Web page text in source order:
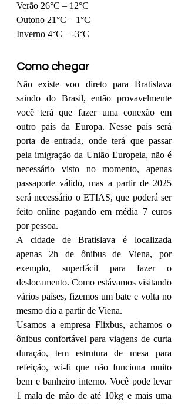
Verão 26°C – 12°C
Outono 21°C – 1°C
Inverno 4°C – -3°C
Como chegar
Não existe voo direto para Bratislava
saindo do Brasil, então provavelmente
você terá que fazer uma conexão em
outro país da Europa. Nesse país será
porta de entrada, onde terá que passar
pela imigração da União Europeia, não é
necessário visto no momento, apenas
passaporte válido, mas a partir de 2025
será necessário o ETIAS, que poderá ser
feito online pagando em média 7 euros
por pessoa.
A cidade de Bratislava é localizada
apenas 2h de ônibus de Viena, por
exemplo, superfácil para fazer o
deslocamento. Como estávamos visitando
vários países, fizemos um bate e volta no
mesmo dia a partir de Viena.
Usamos a empresa Flixbus, achamos o
ônibus confortável para viagens de curta
duração, tem estrutura de mesa para
refeição, wi-fi que não funciona muito
bem e banheiro interno. Você pode levar
1 mala de mão de até 10kg e mais uma